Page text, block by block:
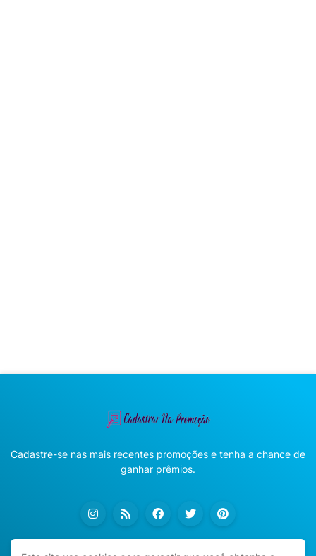
Cadastre-se nas mais recentes promoções e tenha a chance de
ganhar prêmios.